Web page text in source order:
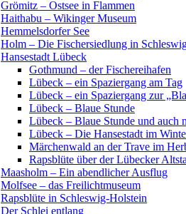
Grömitz – Ostsee in Flammen
Haithabu – Wikinger Museum
Hemmelsdorfer See
Holm – Die Fischersiedlung in
Hansestadt Lübeck
Gothmund – der Fischereihafen
Lübeck – ein Spaziergang am Tag
Lübeck – ein Spaziergang zur
Lübeck – Blaue Stunde
Lübeck – Blaue Stunde und auch
Lübeck – Die Hansestadt im
Märchenwald an der Trave im
Rapsblüte über der Lübecker
Maasholm – Ein abendlicher Ausflug
Molfsee – das Freilichtmuseum
Rapsblüte in Schleswig-Holstein
Der Schlei entlang